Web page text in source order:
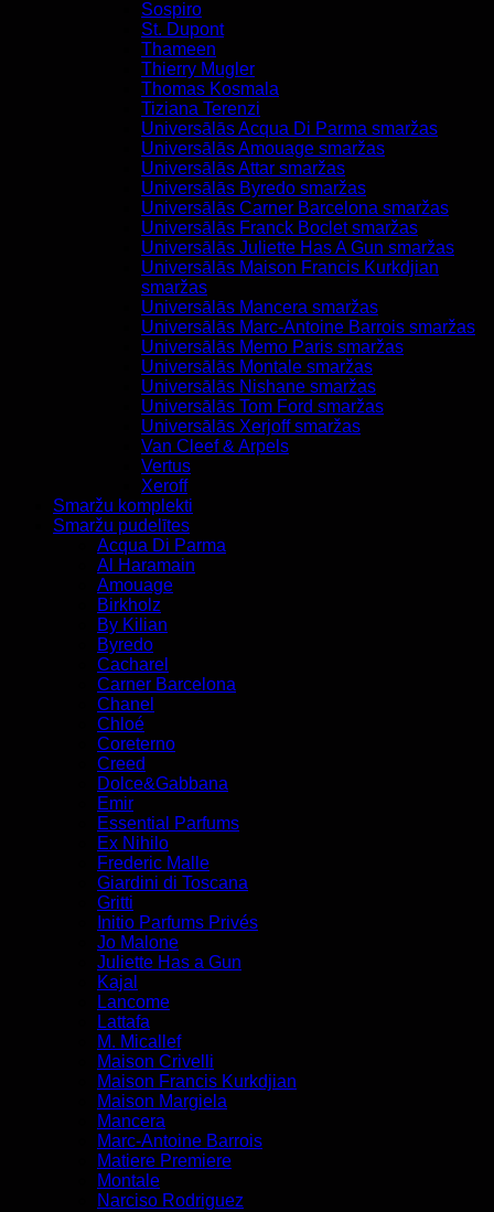
Sospiro
St. Dupont
Thameen
Thierry Mugler
Thomas Kosmala
Tiziana Terenzi
Universālās Acqua Di Parma smaržas
Universālās Amouage smaržas
Universālās Attar smaržas
Universālās Byredo smaržas
Universālās Carner Barcelona smaržas
Universālās Franck Boclet smaržas
Universālās Juliette Has A Gun smaržas
Universālās Maison Francis Kurkdjian
smaržas
Universālās Mancera smaržas
Universālās Marc-Antoine Barrois smaržas
Universālās Memo Paris smaržas
Universālās Montale smaržas
Universālās Nishane smaržas
Universālās Tom Ford smaržas
Universālās Xerjoff smaržas
Van Cleef & Arpels
Vertus
Xeroff
Smaržu komplekti
Smaržu pudelītes
Acqua Di Parma
Al Haramain
Amouage
Birkholz
By Kilian
Byredo
Cacharel
Carner Barcelona
Chanel
Chloé
Coreterno
Creed
Dolce&Gabbana
Emir
Essential Parfums
Ex Nihilo
Frederic Malle
Giardini di Toscana
Gritti
Initio Parfums Privés
Jo Malone
Juliette Has a Gun
Kajal
Lancome
Lattafa
M. Micallef
Maison Crivelli
Maison Francis Kurkdjian
Maison Margiela
Mancera
Marc-Antoine Barrois
Matiere Premiere
Montale
Narciso Rodriguez